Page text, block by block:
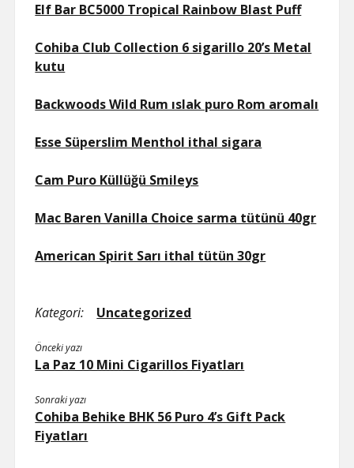
Elf Bar BC5000 Tropical Rainbow Blast Puff
Cohiba Club Collection 6 sigarillo 20’s Metal
kutu
Backwoods Wild Rum ıslak puro Rom aromalı
Esse Süperslim Menthol ithal sigara
Cam Puro Küllüğü Smileys
Mac Baren Vanilla Choice sarma tütünü 40gr
American Spirit Sarı ithal tütün 30gr
Kategori: Uncategorized
Önceki yazı
La Paz 10 Mini Cigarillos Fiyatları
Sonraki yazı
Cohiba Behike BHK 56 Puro 4’s Gift Pack
Fiyatları